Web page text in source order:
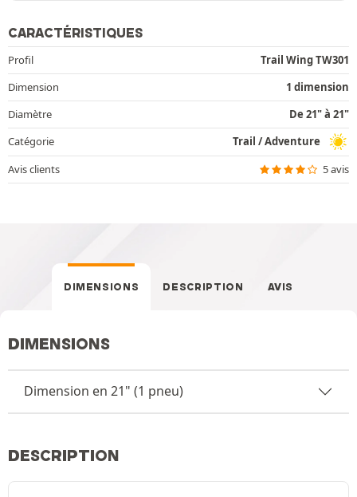
CARACTÉRISTIQUES
Profil
Trail Wing TW301
Dimension
1 dimension
Diamètre
De 21" à 21"
Catégorie
Trail / Adventure
Avis clients
5 avis
DIMENSIONS DESCRIPTION AVIS
DIMENSIONS
Dimension en 21" (1 pneu)
DESCRIPTION